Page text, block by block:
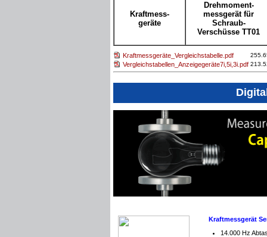
Kraftmess-
geräte
Drehmoment-
messgerät für
Schraub-
Verschüsse TT01
Kraftmessgeräte_Vergleichstabelle.pdf
Vergleichstabellen_Anzeigegeräte7i,5i,3i.pdf
Kraftmessgerät
14.000 Hz